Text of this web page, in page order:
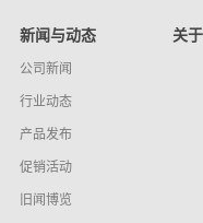
新闻与动态
公司新闻
行业动态
产品发布
促销活动
旧闻博览
关